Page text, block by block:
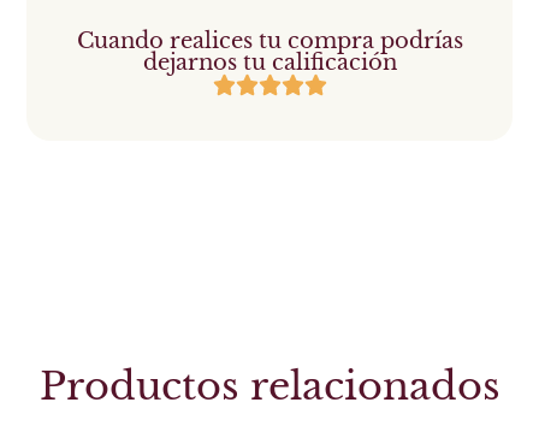
Cuando realices tu compra podrías
dejarnos tu calificación
Productos relacionados